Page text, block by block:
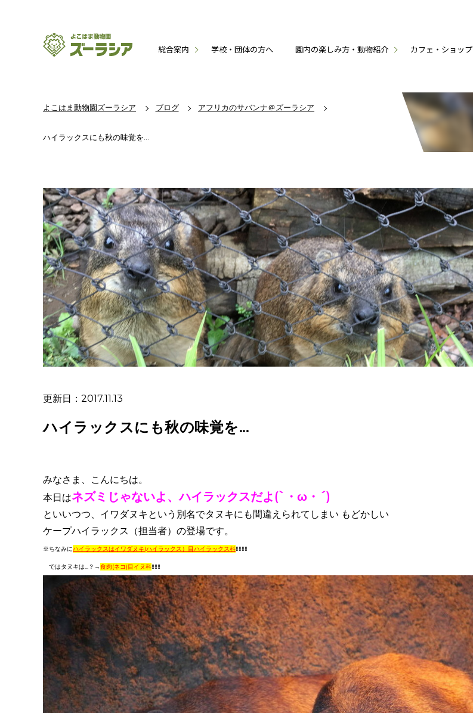
総合案内 学校・団体の方へ 園内の楽しみ方・動物紹介 カフェ・ショップ
よこはま動物園ズーラシア ブログ アフリカのサバンナ＠ズーラシア
ハイラックスにも秋の味覚を...
更新日：2017.11.13
ハイラックスにも秋の味覚を...
みなさま、こんにちは。
本日はネズミじゃないよ、ハイラックスだよ(`・ω・´)
といいつつ、イワダヌキという別名でタヌキにも間違えられてしまい もどかしい
ケープハイラックス（担当者）の登場です。
※ちなみにハイラックスはイワダヌキ(ハイラックス）目ハイラックス科‼‼‼‼
ではタヌキは...？→食肉(ネコ)目イヌ科‼‼‼